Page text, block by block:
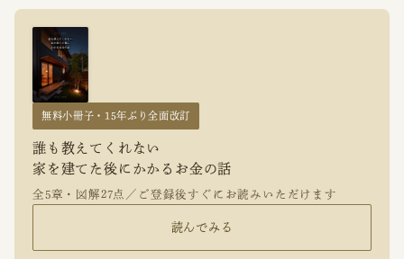
無料小冊子・15年ぶり全面改訂
誰も教えてくれない
家を建てた後にかかるお金の話
全5章・図解27点／ご登録後すぐにお読みいただけます
読んでみる